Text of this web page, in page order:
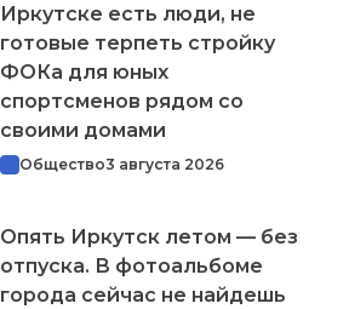
Иркутске есть люди, не
готовые терпеть стройку
ФОКа для юных
спортсменов рядом со
своими домами
Общество3 августа 2026
Опять Иркутск летом — без
отпуска. В фотоальбоме
города сейчас не найдешь